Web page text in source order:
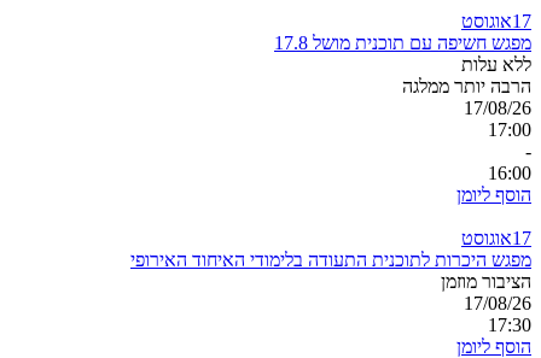
17אוגוסט
מפגש חשיפה עם תוכנית מושל 17.8
ללא עלות
הרבה יותר ממלגה
17/08/26
17:00
-
16:00
הוסף ליומן
17אוגוסט
מפגש היכרות לתוכנית התעודה בלימודי האיחוד האירופי
הציבור מוזמן
17/08/26
17:30
הוסף ליומן